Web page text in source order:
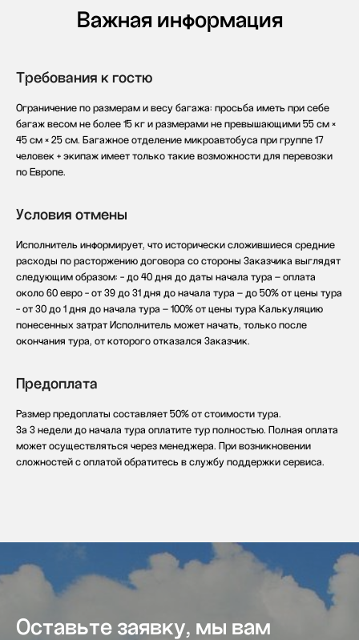
Важная информация
Требования к гостю
Ограничение по размерам и весу багажа: просьба иметь при себе
багаж весом не более 15 кг и размерами не превышающими 55 см ×
45 см × 25 см. Багажное отделение микроавтобуса при группе 17
человек + экипаж имеет только такие возможности для перевозки
по Европе.
Условия отмены
Исполнитель информирует, что исторически сложившиеся средние
расходы по расторжению договора со стороны Заказчика выглядят
следующим образом: - до 40 дня до даты начала тура – оплата
около 60 евро - от 39 до 31 дня до начала тура – до 50% от цены тура
- от 30 до 1 дня до начала тура – 100% от цены тура Калькуляцию
понесенных затрат Исполнитель может начать, только после
окончания тура, от которого отказался Заказчик.
Предоплата
Размер предоплаты составляет 50% от стоимости тура.
За 3 недели до начала тура оплатите тур полностью. Полная оплата
может осуществляться через менеджера. При возникновении
сложностей с оплатой обратитесь в службу поддержки сервиса.
Оставьте заявку, мы вам
Пользовательское соглашение
Публичная оферта на заключение абонентского
договора оказания платных образовательных услуг
видеокурсов в записи
Образовательная программа
Сведения об образовательной организации
Регистрационный номер лицензии:
№Л035-01255-50/01630523
О школе
ОГРНИП 319508100328009
Долгопрудный, Московская область ​141700
Бульвар имени Умберто Нобиле 1, Shera@labise.ru
Все права защищены
Разработка сайта
Деятельность организации
запрещена на территории РФ*